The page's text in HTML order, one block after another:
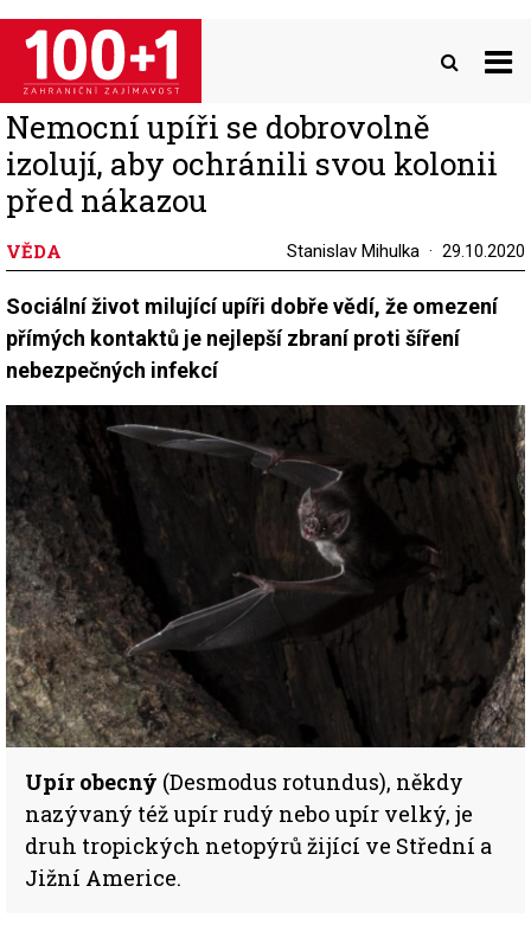
Přejít
hlavnímu
obsahu
Nemocní upíři se dobrovolně
izolují, aby ochránili svou kolonii
před nákazou
VĚDA Stanislav Mihulka 29.10.2020
Sociální život milující upíři dobře vědí, že omezení
přímých kontaktů je nejlepší zbraní proti šíření
nebezpečných infekcí
Upír obecný (Desmodus rotundus), někdy
nazývaný též upír rudý nebo upír velký, je
druh tropických netopýrů žijící ve Střední a
Jižní Americe.